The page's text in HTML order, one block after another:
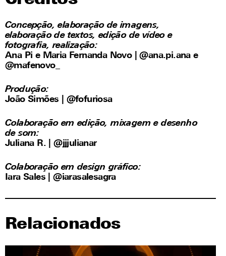
Concepção, elaboração de imagens,
elaboração de textos, edição de vídeo e
fotografia, realização:
Ana Pi e Maria Fernanda Novo |@ana.pi.anae
@mafenovo_
Produção:
João Simões | @fofuriosa
Colaboração em edição, mixagem e desenho
de som:
Juliana R. |@jjjulianar
Colaboração em design gráfico:
Iara Sales |@iarasalesagra
Relacionados